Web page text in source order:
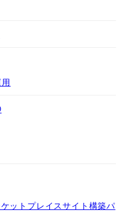
ットプレイスサイト構築パ